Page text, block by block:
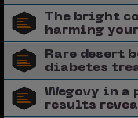
The bright
harming
Rare desert
diabetes
Wegovy in
results